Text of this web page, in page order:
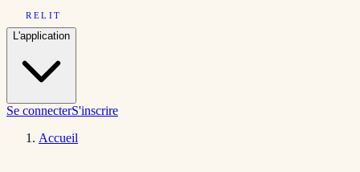
RELIT
L'application
Se connecterS'inscrire
Accueil